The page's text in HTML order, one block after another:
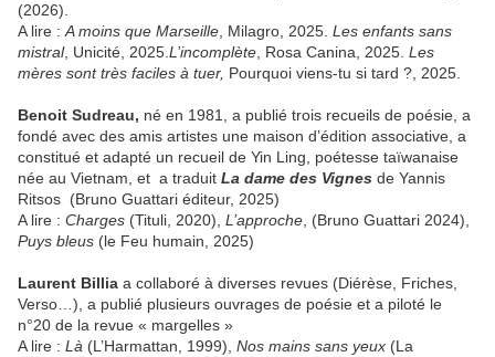
(2026).
A lire : A moins que Marseille , Milagro, 2025. Les enfants sans
mistral, Unicité, 2025. L’incomplète , Rosa Canina, 2025. Les
mères sont très faciles à tuer, Pourquoi viens-tu si tard ?, 2025.
Benoit Sudreau, né en 1981, a publié trois recueils de poésie, a
fondé avec des amis artistes une maison d’édition associative, a
constitué et adapté un recueil de Yin Ling, poétesse taïwanaise
née au Vietnam, et a traduit La dame des Vignes de Yannis
Ritsos (Bruno Guattari éditeur, 2025)
A lire : Charges (Tituli, 2020), L’approche , (Bruno Guattari 2024),
Puys bleus (le Feu humain, 2025)
Laurent Billia a collaboré à diverses revues (Diérèse, Friches,
Verso…), a publié plusieurs ouvrages de poésie et a piloté le
n°20 de la revue « margelles »
A lire : Là (L’Harmattan, 1999), Nos mains sans yeux (La